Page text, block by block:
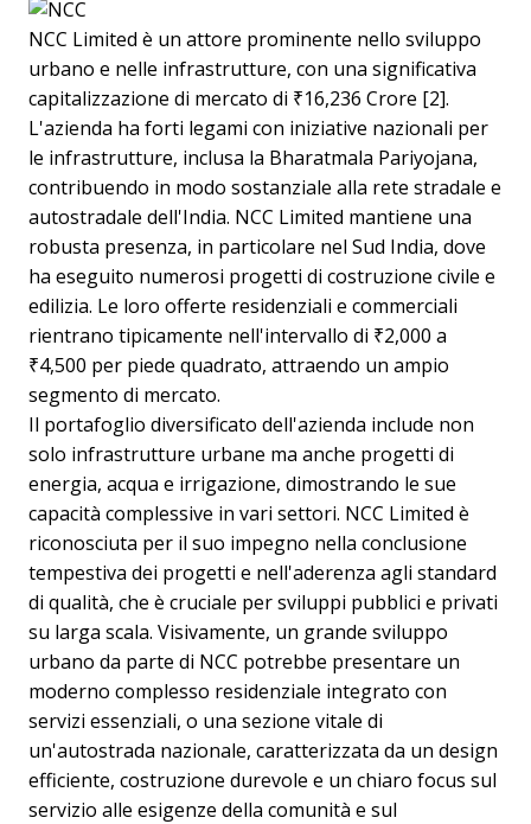
NCC Limited è un attore prominente nello sviluppo
urbano e nelle infrastrutture, con una significativa
capitalizzazione di mercato di ₹16,236 Crore [2].
L'azienda ha forti legami con iniziative nazionali per
le infrastrutture, inclusa la Bharatmala Pariyojana,
contribuendo in modo sostanziale alla rete stradale e
autostradale dell'India. NCC Limited mantiene una
robusta presenza, in particolare nel Sud India, dove
ha eseguito numerosi progetti di costruzione civile e
edilizia. Le loro offerte residenziali e commerciali
rientrano tipicamente nell'intervallo di ₹2,000 a
₹4,500 per piede quadrato, attraendo un ampio
segmento di mercato.
Il portafoglio diversificato dell'azienda include non
solo infrastrutture urbane ma anche progetti di
energia, acqua e irrigazione, dimostrando le sue
capacità complessive in vari settori. NCC Limited è
riconosciuta per il suo impegno nella conclusione
tempestiva dei progetti e nell'aderenza agli standard
di qualità, che è cruciale per sviluppi pubblici e privati
su larga scala. Visivamente, un grande sviluppo
urbano da parte di NCC potrebbe presentare un
moderno complesso residenziale integrato con
servizi essenziali, o una sezione vitale di
un'autostrada nazionale, caratterizzata da un design
efficiente, costruzione durevole e un chiaro focus sul
servizio alle esigenze della comunità e sul